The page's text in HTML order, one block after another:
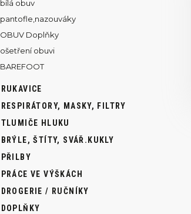
bílá obuv
pantofle,nazouváky
OBUV Doplňky
ošetření obuvi
BAREFOOT
RUKAVICE
RESPIRÁTORY, MASKY, FILTRY
TLUMIČE HLUKU
BRÝLE, ŠTÍTY, SVÁŘ.KUKLY
PŘILBY
PRÁCE VE VÝŠKÁCH
DROGERIE / RUČNÍKY
DOPLŇKY